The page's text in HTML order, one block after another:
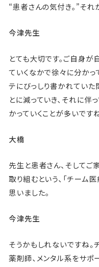
“患者さんの気付き。”それ
今津先生
とても大切です。ご自身
ていくなかで徐々に分かっ
テにびっしり書かれてい
とに減っていき、それに
かっていくことが多いです
大橋
先生と患者さん、そして
取り組むという、「チーム
思いました。
今津先生
そうかもしれないですね。
薬剤師、メンタル系をサ